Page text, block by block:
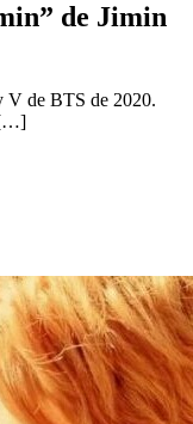
de Jimin
V de BTS de 2020.
[…]